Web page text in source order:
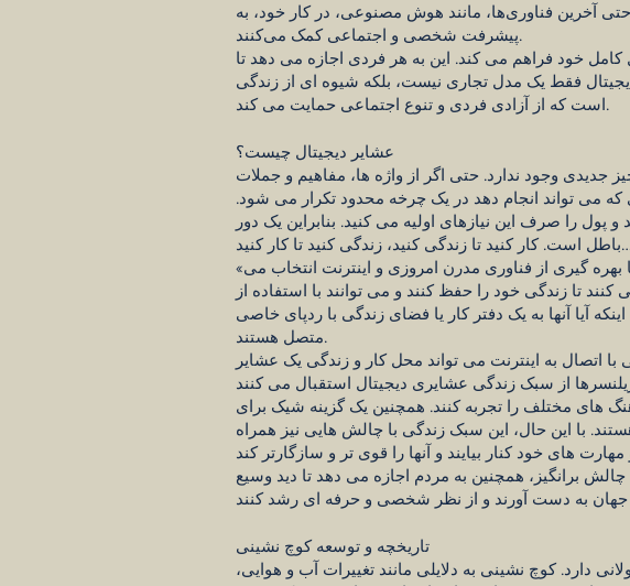
حتی آخرین فناوری‌ها، مانند هوش مصنوعی، در کار خود، به
پیشرفت شخصی و اجتماعی کمک می‌کنند.
کامل خود فراهم می کند. این به هر فردی اجازه می دهد تا
فقط یک مدل تجاری نیست، بلکه شیوه ای از زندگی
است که از آزادی فردی و تنوع اجتماعی حمایت می کند.
عشایر دیجیتال چیست؟
جدیدی وجود ندارد. حتی اگر از واژه ها، مفاهیم و جملات
که می تواند انجام دهد در یک چرخه محدود تکرار می شود.
پول را صرف این نیازهای اولیه می کنید. بنابراین یک دور
باطل است. کار کنید تا زندگی کنید، زندگی کنید تا کار کنید…
«عشایر دیجیتال» به جای کار با فروش زمان در سبک زندگی سنتی، سبک زندگی منعطف را با بهره گیری از فناوری مدرن امروزی و اینترنت انتخاب می
تا زندگی خود را حفظ کنند و می توانند با استفاده از
آیا آنها به یک دفتر کار یا فضای زندگی با ردپای خاصی
متصل هستند.
اتصال به اینترنت می تواند محل کار و زندگی یک عشایر
های مختلف را تجربه کنند. همچنین یک گزینه شیک برای
با این حال، این سبک زندگی با چالش هایی نیز همراه
برانگیز، همچنین به مردم اجازه می دهد تا دید وسیع
تاریخچه و توسعه کوچ نشینی
کوچ نشینی به دلایلی مانند تغییرات آب و هوایی،